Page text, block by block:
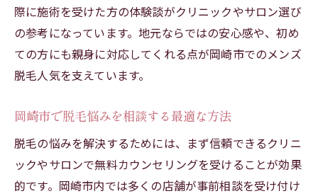
際に施術を受けた方の体験談がクリニックやサロン選び
の参考になっています。地元ならではの安心感や、初め
ての方にも親身に対応してくれる点が岡崎市でのメンズ
脱毛人気を支えています。
岡崎市で脱毛悩みを相談する最適な方法
脱毛の悩みを解決するためには、まず信頼できるクリニ
ックやサロンで無料カウンセリングを受けることが効果
的です。岡崎市内では多くの店舗が事前相談を受け付け